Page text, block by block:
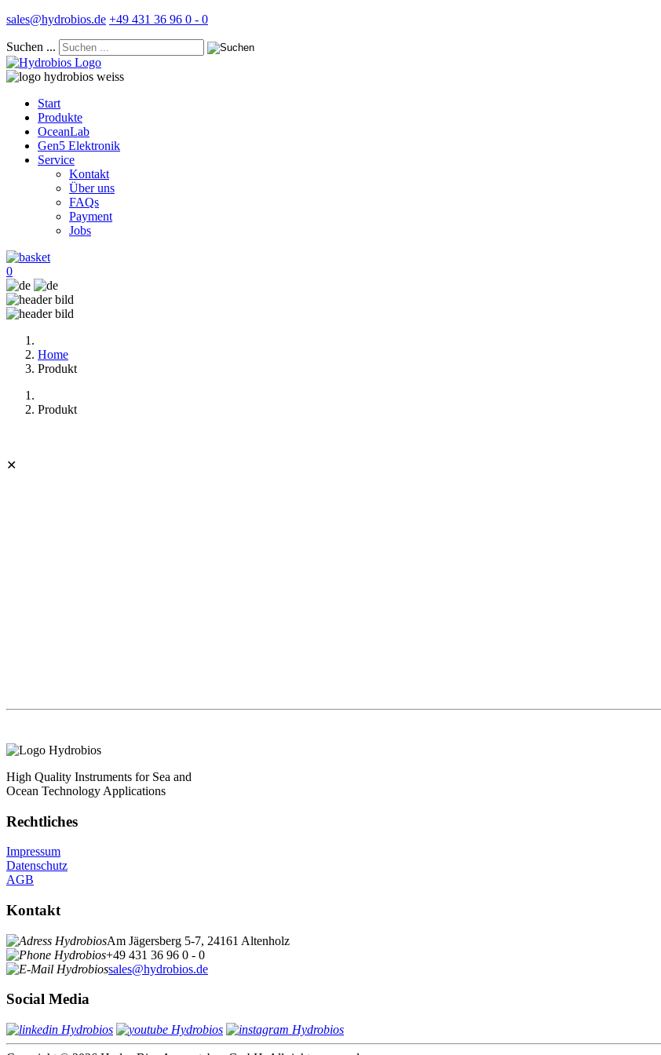
sales@hydrobios.de +49 431 36 96 0 - 0
Suchen ...
Start
Produkte
OceanLab
Gen5 Elektronik
Service
Kontakt
Über uns
FAQs
Payment
Jobs
0
Home
Produkt
Produkt
✕
High Quality Instruments for Sea and
Ocean Technology Applications
Rechtliches
Impressum
Datenschutz
AGB
Kontakt
Am Jägersberg 5-7, 24161 Altenholz
+49 431 36 96 0 - 0
sales@hydrobios.de
Social Media